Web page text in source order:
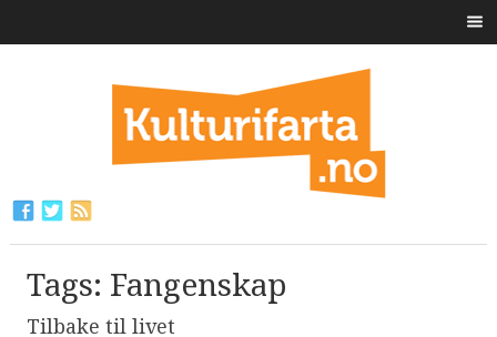
Tags: Fangenskap
Tilbake til livet